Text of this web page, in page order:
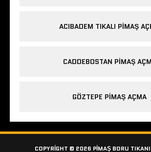
ACIBADEM TIKALI PIMAŞ
CADDEBOSTAN PIMAŞ
GÖZTEPE PIMAŞ AÇMA
COPYRIGHT © 2026 PIMAŞ BORU